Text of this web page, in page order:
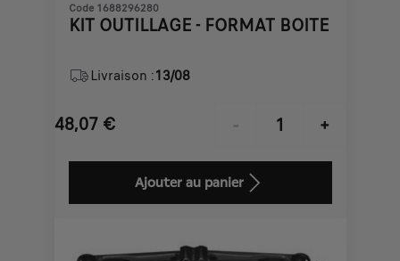
Code 1688296280
KIT OUTILLAGE - FORMAT BOITE
Livraison :13/08
48,07 €
Price
48,07
-
+
Quantity
to:
Ajouter au panier